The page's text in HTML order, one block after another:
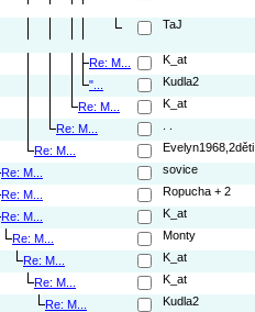
TaJ
Re: M... K_at
"...
Kudla2
Re: M...
K_at
Re: M...
Re: M...
Evelyn1968,2děti
Re: M...
sovice
Re: M...
Ropucha + 2
Re: M...
K_at
Re: M...
Monty
Re: M...
K_at
Re: M...
K_at
Re: M...
Kudla2